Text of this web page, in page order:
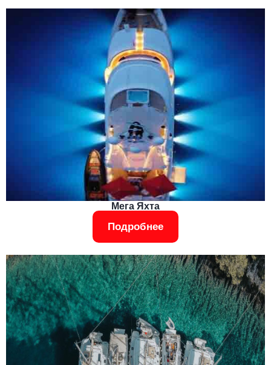
Мега Яхта
Подробнее